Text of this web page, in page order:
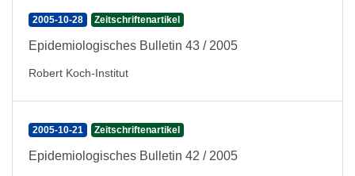
2005-10-28 Zeitschriftenartikel
Epidemiologisches Bulletin 43 / 2005
Robert Koch-Institut
2005-10-21 Zeitschriftenartikel
Epidemiologisches Bulletin 42 / 2005